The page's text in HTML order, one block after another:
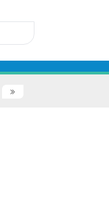
Sains dan Teknologi